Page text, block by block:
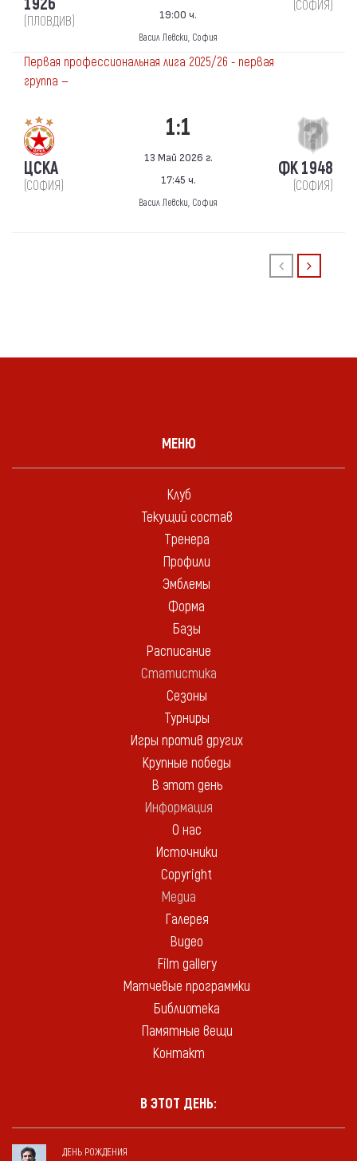
1926
(ПЛОВДИВ)
19:00 ч.
Васил Левски, София
(СОФИЯ)
Первая профессиональная лига 2025/26 - первая
группа —
ЦСКА
(СОФИЯ)
1:1
13 Май 2026 г.
17:45 ч.
Васил Левски, София
ФК 1948
(СОФИЯ)
МЕНЮ
Клуб
Текущий состав
Тренера
Профили
Эмблемы
Форма
Базы
Расписание
Статистика
Сезоны
Турниры
Игры против других
Крупные победы
В этот день
Информация
О нас
Источники
Copyright
Медиа
Галерея
Видео
Film gallery
Матчевые программки
Библиотека
Памятные вещи
Контакт
В ЭТОТ ДЕНЬ:
ДЕНЬ РОЖДЕНИЯ